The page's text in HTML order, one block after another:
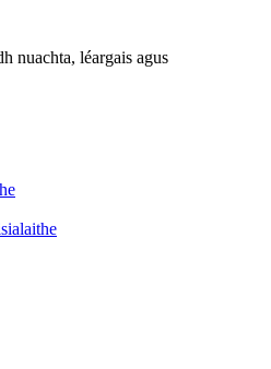
nuachta, léargais agus